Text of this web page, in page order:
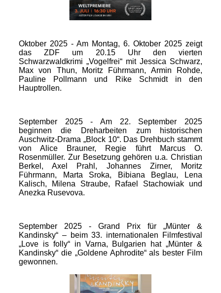
Oktober 2025 - Am Montag, 6. Oktober 2025 zeigt
das ZDF um 20.15 Uhr den vierten
Schwarzwaldkrimi „Vogelfrei“ mit Jessica Schwarz,
Max von Thun, Moritz Führmann, Armin Rohde,
Pauline Pollmann und Rike Schmidt in den
Hauptrollen.
September 2025 - Am 22. September 2025
beginnen die Dreharbeiten zum historischen
Auschwitz-Drama „Block 10“. Das Drehbuch stammt
von Alice Brauner, Regie führt Marcus O.
Rosenmüller. Zur Besetzung gehören u.a. Christian
Berkel, Axel Prahl, Johannes Zirner, Moritz
Führmann, Marta Sroka, Bibiana Beglau, Lena
Kalisch, Milena Straube, Rafael Stachowiak und
Anezka Rusevova.
September 2025 - Grand Prix für „Münter &
Kandinsky“ – beim 33. internationalen Filmfestival
„Love is folly“ in Varna, Bulgarien hat „Münter &
Kandinsky“ die „Goldene Aphrodite“ als bester Film
gewonnen.